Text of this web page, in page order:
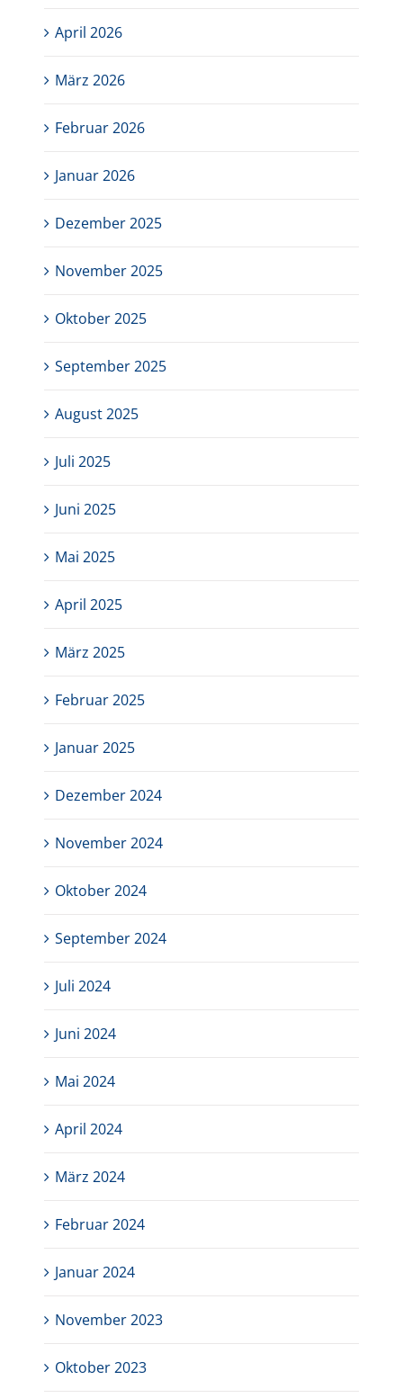
April 2026
März 2026
Februar 2026
Januar 2026
Dezember 2025
November 2025
Oktober 2025
September 2025
August 2025
Juli 2025
Juni 2025
Mai 2025
April 2025
März 2025
Februar 2025
Januar 2025
Dezember 2024
November 2024
Oktober 2024
September 2024
Juli 2024
Juni 2024
Mai 2024
April 2024
März 2024
Februar 2024
Januar 2024
November 2023
Oktober 2023